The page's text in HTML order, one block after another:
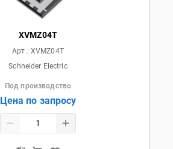
XVMZ04T
Арт.: XVMZ04T
Schneider Electric
Под производство
Цена по запросу